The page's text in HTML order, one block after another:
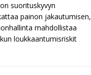
suorituskyvyn
painon jakautumisen,
mahdollistaa
loukkaantumisriskit